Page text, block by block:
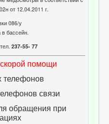
от 12.04.2011 г.
086/у
в бассейн.
237-55- 77
помощи
телефонов
связи
обращения при